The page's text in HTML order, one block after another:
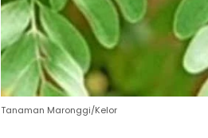
Tanaman Maronggi/Kelor